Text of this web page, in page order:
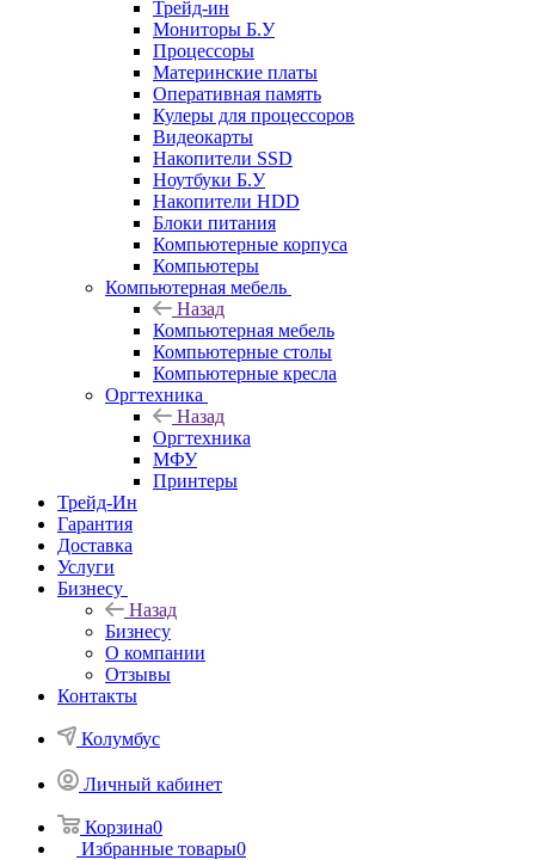
Трейд-ин
Мониторы Б.У
Процессоры
Материнские платы
Оперативная память
Кулеры для процессоров
Видеокарты
Накопители SSD
Ноутбуки Б.У
Накопители HDD
Блоки питания
Компьютерные корпуса
Компьютеры
Компьютерная мебель
Назад
Компьютерная мебель
Компьютерные столы
Компьютерные кресла
Оргтехника
Назад
Оргтехника
МФУ
Принтеры
Трейд-Ин
Гарантия
Доставка
Услуги
Бизнесу
Назад
Бизнесу
О компании
Отзывы
Контакты
Колумбус
Личный кабинет
Корзина0
Избранные товары0